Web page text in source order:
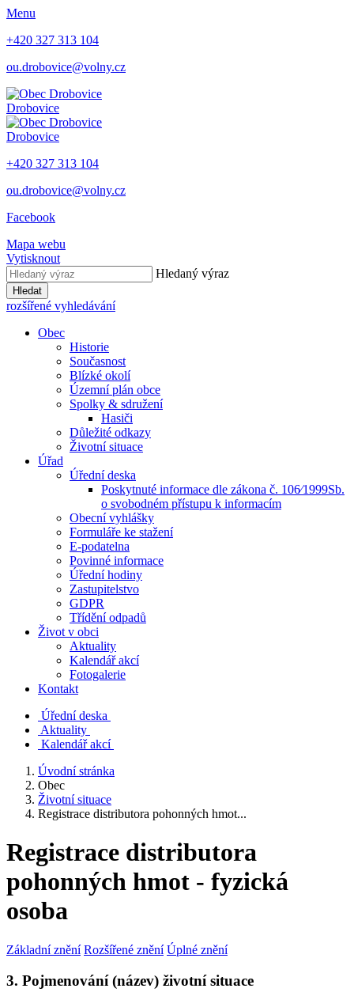
Menu
+420 327 313 104
ou.drobovice@volny.cz
Drobovice
Drobovice
+420 327 313 104
ou.drobovice@volny.cz
Facebook
Mapa webu
Vytisknout
Hledaný výraz
Hledat
rozšířené vyhledávání
Obec
Historie
Současnost
Blízké okolí
Územní plán obce
Spolky & sdružení
Hasiči
Důležité odkazy
Životní situace
Úřad
Úřední deska
Poskytnuté informace dle zákona č. 106⁄1999Sb.
o svobodném přístupu k informacím
Obecní vyhlášky
Formuláře ke stažení
E-podatelna
Povinné informace
Úřední hodiny
Zastupitelstvo
GDPR
Třídění odpadů
Život v obci
Aktuality
Kalendář akcí
Fotogalerie
Kontakt
Úřední deska
Aktuality
Kalendář akcí
Úvodní stránka
Obec
Životní situace
Registrace distributora pohonných hmot...
Registrace distributora
pohonných hmot - fyzická
osoba
Základní znění Rozšířené znění Úplné znění
3. Pojmenování (název) životní situace